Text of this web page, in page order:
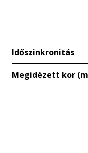
Időszinkronitás
Megidézett kor